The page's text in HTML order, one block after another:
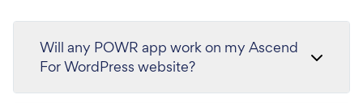
Will any POWR app work on my Ascend
For WordPress website?